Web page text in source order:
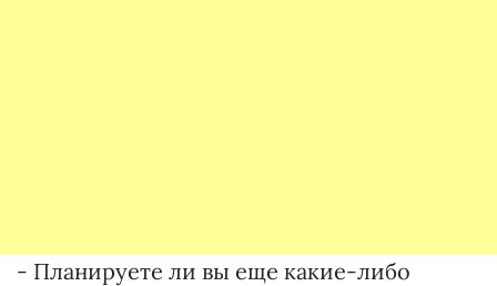
- Планируете ли вы еще какие-либо